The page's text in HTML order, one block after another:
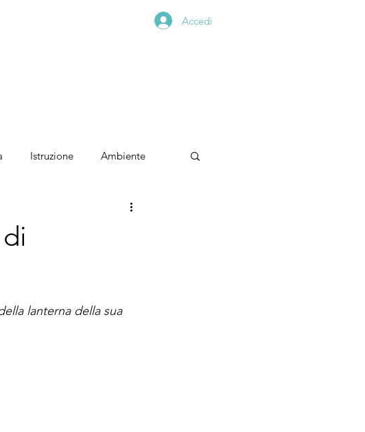
Accedi
Istruzione Ambiente
Biologia
lanterna della sua